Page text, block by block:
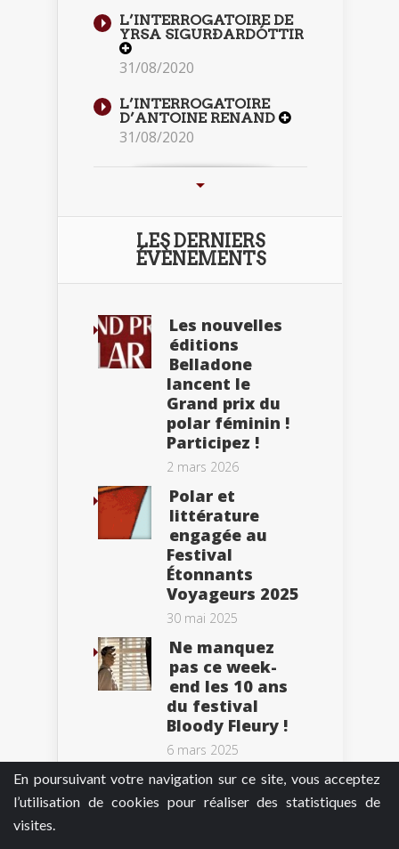
En poursuivant votre navigation sur ce site, vous acceptez
l’utilisation de cookies pour réaliser des statistiques de
visites.
L’INTERROGATOIRE DE
YRSA SIGURÐARDÓTTIR
31/08/2020
L’INTERROGATOIRE
D’ANTOINE RENAND
31/08/2020
LES DERNIERS
ÉVÈNEMENTS
Les nouvelles
éditions
Belladone
lancent le
Grand prix du
polar féminin !
Participez !
2 mars 2026
Polar et
littérature
engagée au
Festival
Étonnants
Voyageurs 2025
30 mai 2025
Ne manquez
pas ce week-
end les 10 ans
du festival
Bloody Fleury !
6 mars 2025